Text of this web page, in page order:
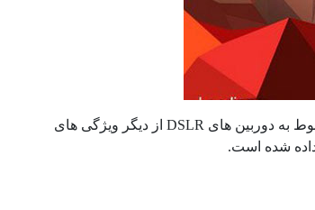
مشاهده عکس های RAW به همراه پیش نمایش قدرتمند و پشتیبانی از اکثر فرمت های RAW مربوط به دوربین های DSLR از دیگر ویژگی های
شده است.